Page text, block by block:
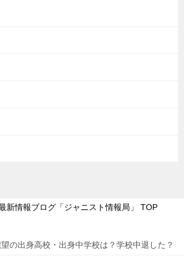
新情報ブログ「ジャニスト情報局」 TOP
の出身高校・出身中学校は？学校中退した？